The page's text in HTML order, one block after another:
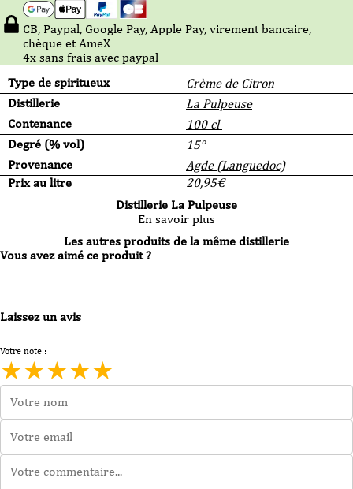
Type de spiritueux
Crème de Citron
Distillerie
La Pulpeuse
Contenance
100 cl
Degré (% vol)
15°
Provenance
Agde (Languedoc)
Prix au litre
20,95€
CB, Paypal, Google Pay, Apple Pay, virement bancaire,
chèque et AmeX
4x sans frais avec paypal
Distillerie La Pulpeuse
En savoir plus
Les autres produits de la même distillerie
Vous avez aimé ce produit ?
Laissez un avis
Votre note :
★★★★★